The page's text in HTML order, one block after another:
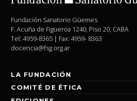
Fundación Sanatorio Güemes
F. Acuña de Figueroa 1240, Piso 20, CABA
Tel: 4959-8365 | Fax: 4959- 8363
docencia@fsg.org.ar
LA FUNDACIÓN
COMITÉ DE ÉTICA